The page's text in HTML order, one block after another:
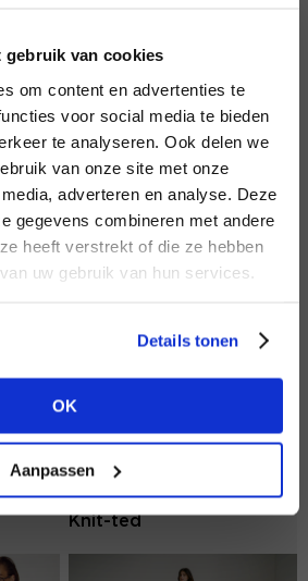
gebruik van cookies
om content en advertenties te
voor social media te bieden
te analyseren. Ook delen we
van onze site met onze
adverteren en analyse. Deze
gegevens combineren met andere
heeft verstrekt of die ze hebben
uw gebruik van hun services.
Details tonen
OK
Aanpassen
LOGIN
LOGIN
ACCOUNT YET?
AN ACCOUNT
YET?
the other options.
ALL OPTIONS
BRAND
Lofty Manner
BRAND
Knit-ted